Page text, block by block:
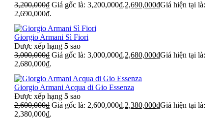
3,200,000₫ Giá gốc là: 3,200,000₫.2,690,000₫Giá hiện tại là:
2,690,000₫.
Giorgio Armani Sì Fiori
Được xếp hạng 5 sao
3,000,000₫ Giá gốc là: 3,000,000₫.2,680,000₫Giá hiện tại là:
2,680,000₫.
Giorgio Armani Acqua di Gio Essenza
Được xếp hạng 5 sao
2,600,000₫ Giá gốc là: 2,600,000₫.2,380,000₫Giá hiện tại là:
2,380,000₫.